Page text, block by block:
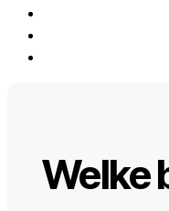
Welke